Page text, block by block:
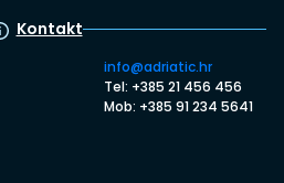
Kontakt
info@adriatic.hr
Tel: +385 21 456 456
Mob: +385 91 234 5641